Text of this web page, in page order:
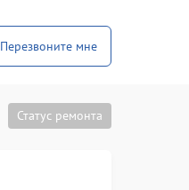
Перезвоните мне
Статус ремонта